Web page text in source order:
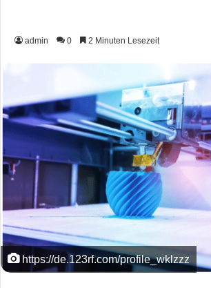
admin 0 2 Minuten Lesezeit
https://de.123rf.com/profile_wklzzz